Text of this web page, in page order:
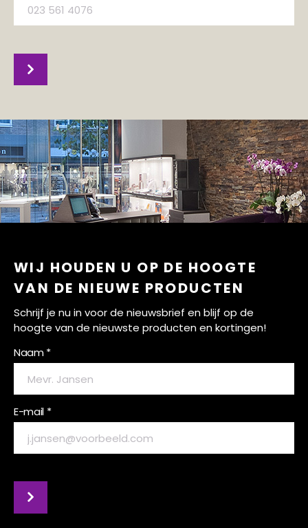
WIJ HOUDEN U OP DE HOOGTE
VAN DE NIEUWE PRODUCTEN
Schrijf je nu in voor de nieuwsbrief en blijf op de
hoogte van de nieuwste producten en kortingen!
Naam *
E-mail *